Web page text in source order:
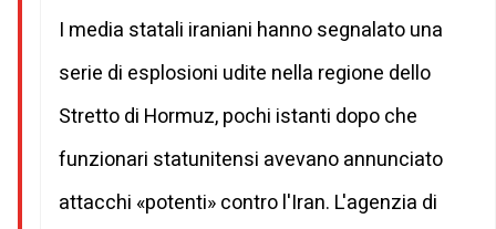
I media statali iraniani hanno segnalato una
serie di esplosioni udite nella regione dello
Stretto di Hormuz, pochi istanti dopo che
funzionari statunitensi avevano annunciato
attacchi «potenti» contro l'Iran. L'agenzia di